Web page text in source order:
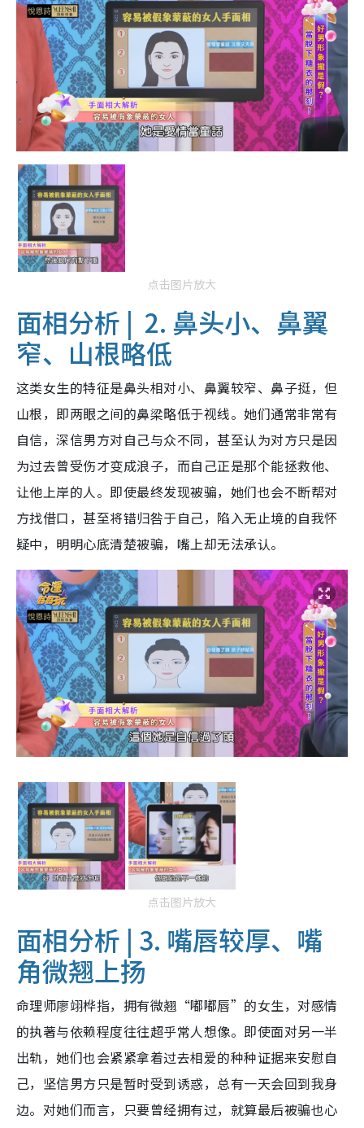
点击图片放大
面相分析 | 2. 鼻头小、鼻翼
窄、山根略低
这类女生的特征是鼻头相对小、鼻翼较窄、鼻子挺，但
山根，即两眼之间的鼻梁略低于视线。她们通常非常有
自信，深信男方对自己与众不同，甚至认为对方只是因
为过去曾受伤才变成浪子，而自己正是那个能拯救他、
让他上岸的人。即使最终发现被骗，她们也会不断帮对
方找借口，甚至将错归咎于自己，陷入无止境的自我怀
疑中，明明心底清楚被骗，嘴上却无法承认。
点击图片放大
面相分析 | 3. 嘴唇较厚、嘴
角微翘上扬
命理师廖翊桦指，拥有微翘“嘟嘟唇”的女生，对感情
的执著与依赖程度往往超乎常人想像。即使面对另一半
出轨，她们也会紧紧拿着过去相爱的种种证据来安慰自
己，坚信男方只是暂时受到诱惑，总有一天会回到我身
边。对她们而言，只要曾经拥有过，就算最后被骗也心